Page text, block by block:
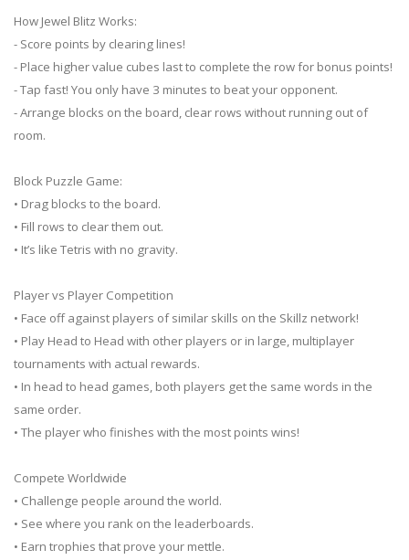
How Jewel Blitz Works:
- Score points by clearing lines!
- Place higher value cubes last to complete the row for bonus points!
- Tap fast! You only have 3 minutes to beat your opponent.
- Arrange blocks on the board, clear rows without running out of
room.
Block Puzzle Game:
• Drag blocks to the board.
• Fill rows to clear them out.
• It’s like Tetris with no gravity.
Player vs Player Competition
• Face off against players of similar skills on the Skillz network!
• Play Head to Head with other players or in large, multiplayer
tournaments with actual rewards.
• In head to head games, both players get the same words in the
same order.
• The player who finishes with the most points wins!
Compete Worldwide
• Challenge people around the world.
• See where you rank on the leaderboards.
• Earn trophies that prove your mettle.